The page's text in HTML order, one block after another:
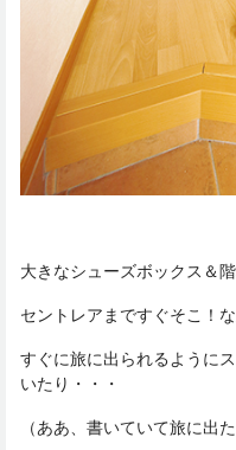
大きなシューズボックス＆
セントレアまですぐそこ！な
すぐに旅に出られるように
いたり・・・
（ああ、書いていて旅に出